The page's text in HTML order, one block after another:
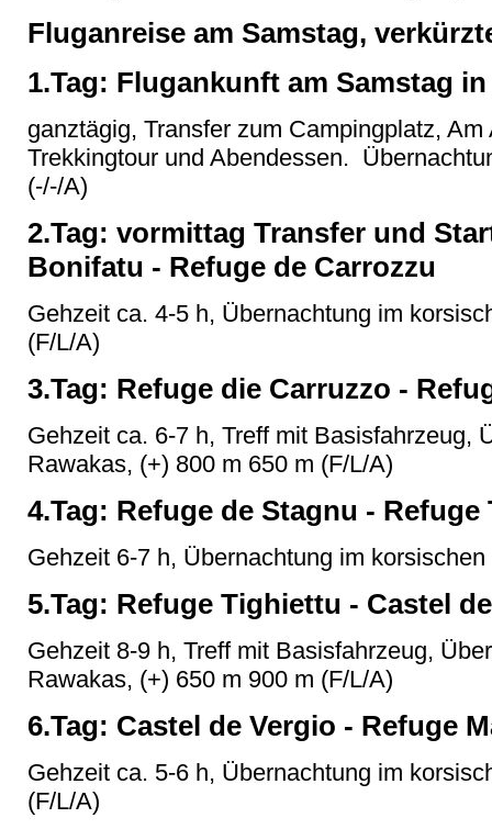
Fluganreise am Samstag,
1.Tag: Flugankunft am Samstag
ganztägig, Transfer zum Campingplatz,
Trekkingtour und Abendessen.
(-/-/A)
2.Tag: vormittag Transfer und
Bonifatu - Refuge de Carrozzu
Gehzeit ca. 4-5 h, Übernachtung im
(F/L/A)
3.Tag: Refuge die Carruzzo -
Gehzeit ca. 6-7 h, Treff mit Basisfahrzeug,
Rawakas, (+) 800 m 650 m (F/L/A)
4.Tag: Refuge de Stagnu -
Gehzeit 6-7 h, Übernachtung im
5.Tag: Refuge Tighiettu - Castel
Gehzeit 8-9 h, Treff mit Basisfahrzeug,
Rawakas, (+) 650 m 900 m (F/L/A)
6.Tag: Castel de Vergio - Refuge
Gehzeit ca. 5-6 h, Übernachtung im
(F/L/A)